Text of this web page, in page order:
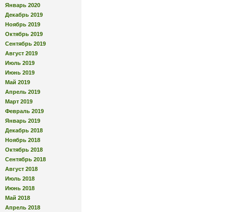
Январь 2020
Декабрь 2019
Ноябрь 2019
Октябрь 2019
Сентябрь 2019
Август 2019
Июль 2019
Июнь 2019
Май 2019
Апрель 2019
Март 2019
Февраль 2019
Январь 2019
Декабрь 2018
Ноябрь 2018
Октябрь 2018
Сентябрь 2018
Август 2018
Июль 2018
Июнь 2018
Май 2018
Апрель 2018